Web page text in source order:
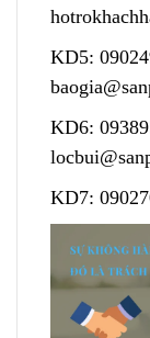
KD5:
KD6:
KD7: